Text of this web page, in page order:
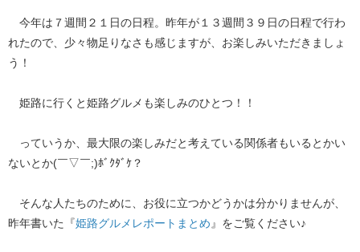
今年は７週間２１日の日程。昨年が１３週間３９日の日程で行わ
れたので、少々物足りなさも感じますが、お楽しみいただきましょ
う！
姫路に行くと姫路グルメも楽しみのひとつ！！
っていうか、最大限の楽しみだと考えている関係者もいるとかい
ないとか(￣▽￣;)ﾎﾞｸﾀﾞｹ？
そんな人たちのために、お役に立つかどうかは分かりませんが、
昨年書いた『​姫路グルメレポートまとめ ​』をご覧ください♪